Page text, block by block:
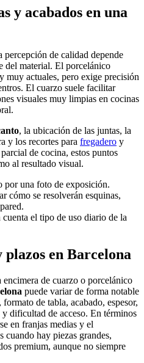
y acabados en una
percepción de calidad depende
del material. El porcelánico
muy actuales, pero exige precisión
El cuarzo suele facilitar
visuales muy limpias en cocinas
, la ubicación de las juntas, la
y los recortes para fregadero y
de cocina, estos puntos
al resultado visual.
por una foto de exposición.
cómo se resolverán esquinas,
el tipo de uso diario de la
en Barcelona
de cuarzo o porcelánico
puede variar de forma notable
de tabla, acabado, espesor,
dificultad de acceso. En términos
en franjas medias y el
cuando hay piezas grandes,
premium, aunque no siempre